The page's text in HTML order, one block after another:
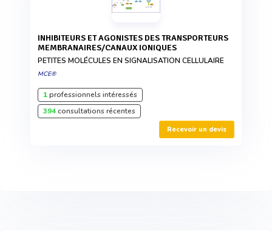
INHIBITEURS ET AGONISTES DES TRANSPORTEURS
MEMBRANAIRES/CANAUX IONIQUES
PETITES MOLÉCULES EN SIGNALISATION CELLULAIRE
MCE®
1professionnels intéressés
394consultations récentes
Recevoir un devis